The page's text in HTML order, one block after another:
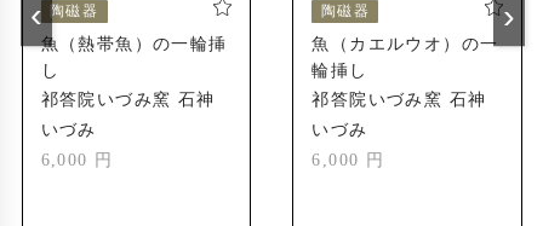
2022年
南日本美術展
優秀賞
2023年
鹿児島陶芸展
陶磁器
魚（熱帯魚）の一輪挿
し
祁答院いづみ窯 石神
いづみ
6,000 円
陶磁器
魚（カエルウオ）の一
輪挿し
祁答院いづみ窯 石神
いづみ
6,000 円
‹ ›